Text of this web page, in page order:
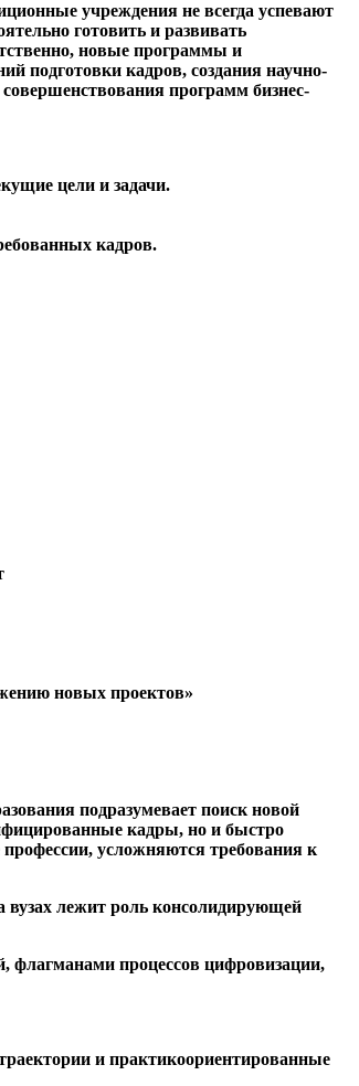
учреждения не всегда успевают
готовить и развивать
новые программы и
подготовки кадров, создания научно-
программ бизнес-
цели и задачи.
кадров.
новых проектов»
подразумевает поиск новой
кадры, но и быстро
усложняются требования к
вузах лежит роль консолидирующей
флагманами процессов цифровизации,
и практикоориентированные